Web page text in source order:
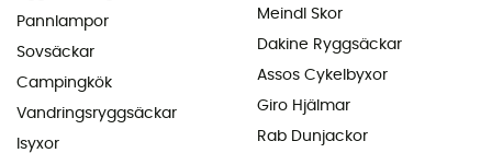
Pannlampor
Sovsäckar
Campingkök
Vandringsryggsäckar
Isyxor
Meindl Skor
Dakine Ryggsäckar
Assos Cykelbyxor
Giro Hjälmar
Rab Dunjackor